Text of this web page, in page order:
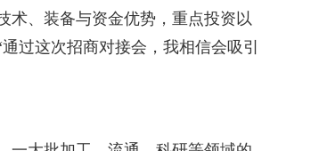
术、装备与资金优势，重点投资以
过这次招商对接会，我相信会吸引